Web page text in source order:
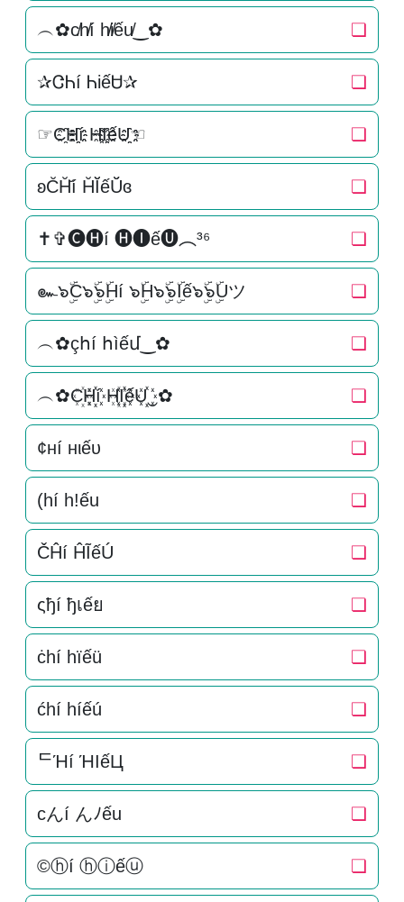
︵✿c̸h̸í h̸i̸ếu̸‿✿ ❏
✰ᏣᏂí ᏂiếᏌ✰ ❏
☞C҈H҈҈í H҈I҈҈ếU҈҈☜ ❏
ʚC̆H̆̆í H̆Ĭ̆ếŬ̆ɞ ❏
✝✞🅒🅗í 🅗🅘ế🅤︵³⁶ ❏
๛๖ۣۜC๖ۣۜ๖ۣۜHí ๖ۣۜH๖ۣۜ๖ۣۜIế๖ۣۜ๖ۣۜUツ ❏
︵✿çհí հìếմ‿✿ ❏
︵✿C꙰H꙰꙰í H꙰I꙰꙰ếU꙰꙰‿✿ ❏
¢нí нιếυ ❏
(hí h!ếu ❏
ČĤí ĤĨếÚ ❏
ςђí ђเếย ❏
ċhí hïếü ❏
ćhí híếú ❏
ᄃΉí ΉIếЦ ❏
cんí んﾉếu ❏
©ⓗí ⓗⓘếⓤ ❏